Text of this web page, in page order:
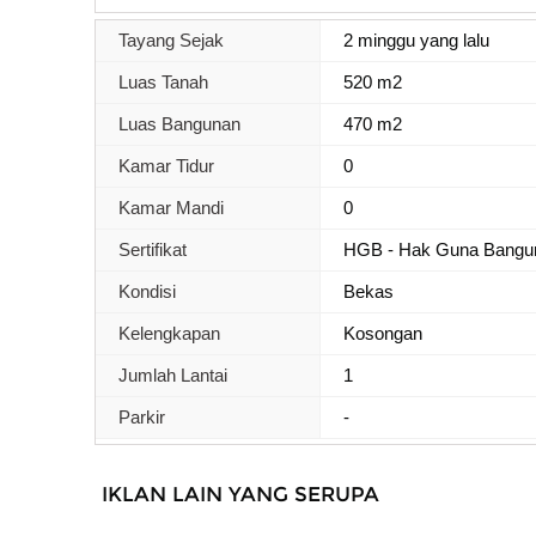
Tayang Sejak 2 minggu yang lalu
Luas Tanah 520 m2
Luas Bangunan 470 m2
Kamar Tidur 0
Kamar Mandi 0
Sertifikat HGB - Hak Guna
Kondisi Bekas
Kelengkapan Kosongan
Jumlah Lantai 1
Parkir -
IKLAN LAIN YANG SERUPA